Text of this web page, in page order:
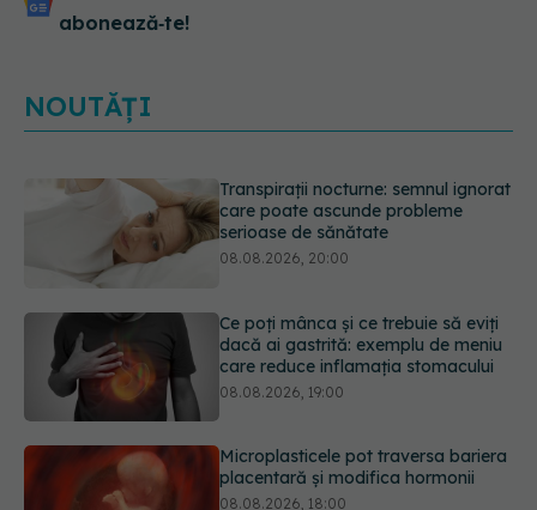
abonează‑te!
NOUTĂȚI
Ce poți mânca și ce trebuie să eviți
dacă ai gastrită: exemplu de meniu
care reduce inflamația stomacului
08.08.2026, 19:00
Microplasticele pot traversa bariera
placentară și modifica hormonii
08.08.2026, 18:00
Trucul genial cu ceai negru pentru
păr. Tot mai multe femei îl adoră
08.08.2026, 17:00